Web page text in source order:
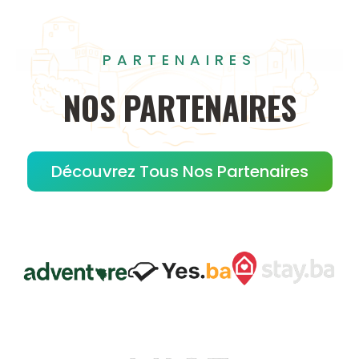
PARTENAIRES
NOS PARTENAIRES
Découvrez Tous Nos Partenaires